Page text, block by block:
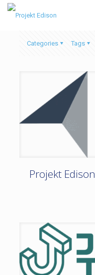
Categories Tags
Projekt Edison